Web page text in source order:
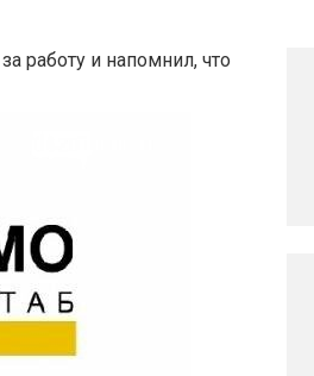
работу и напомнил, что